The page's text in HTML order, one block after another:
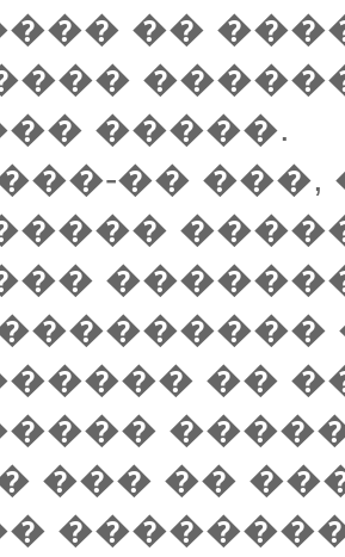
��
�����.
�� ���,
��
��� ��